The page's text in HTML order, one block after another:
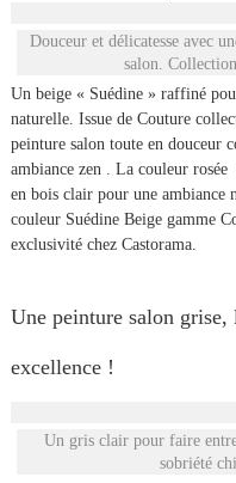
Douceur et délicatesse avec
salon.
Un beige « Suédine » raffiné
naturelle. Issue de Couture
peinture salon toute en douceur
ambiance zen . La couleur
en bois clair pour une
couleur Suédine Beige gamme
exclusivité chez Castorama.
Une peinture salon grise,
excellence !
Un gris clair pour faire
sobriété